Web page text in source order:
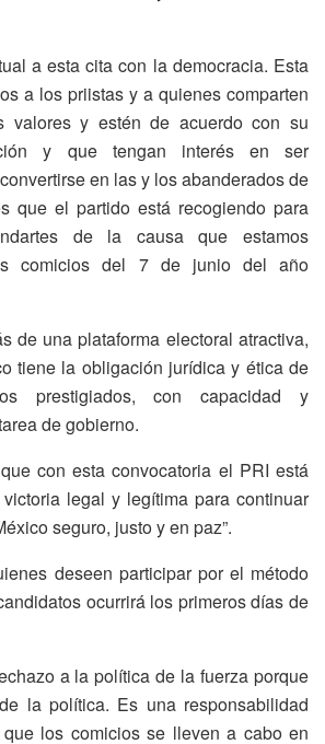
a esta cita con la democracia. Esta
a los priistas y a quienes comparten
valores y estén de acuerdo con su
y que tengan interés en ser
en las y los abanderados de
que el partido está recogiendo para
de la causa que estamos
comicios del 7 de junio del año
de una plataforma electoral atractiva,
tiene la obligación jurídica y ética de
prestigiados, con capacidad y
de gobierno.
con esta convocatoria el PRI está
victoria legal y legítima para continuar
seguro, justo y en paz”.
deseen participar por el método
ocurrirá los primeros días de
a la política de la fuerza porque
la política. Es una responsabilidad
los comicios se lleven a cabo en